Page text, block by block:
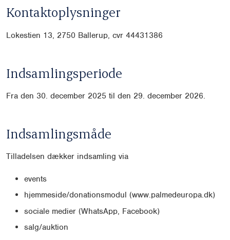
Kontaktoplysninger
Lokestien 13, 2750 Ballerup, cvr 44431386
Indsamlingsperiode
Fra den 30. december 2025 til den 29. december 2026.
Indsamlingsmåde
Tilladelsen dækker indsamling via
events
hjemmeside/donationsmodul (www.palmedeuropa.dk)
sociale medier (WhatsApp, Facebook)
salg/auktion